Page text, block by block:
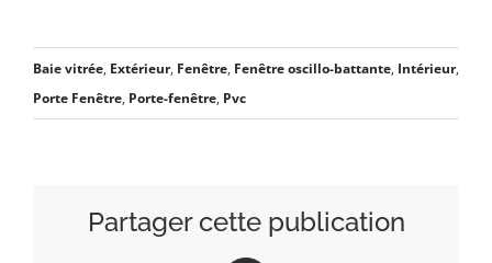
Baie vitrée, Extérieur, Fenêtre, Fenêtre oscillo-battante, Intérieur,
Porte Fenêtre, Porte-fenêtre, Pvc
Partager cette publication